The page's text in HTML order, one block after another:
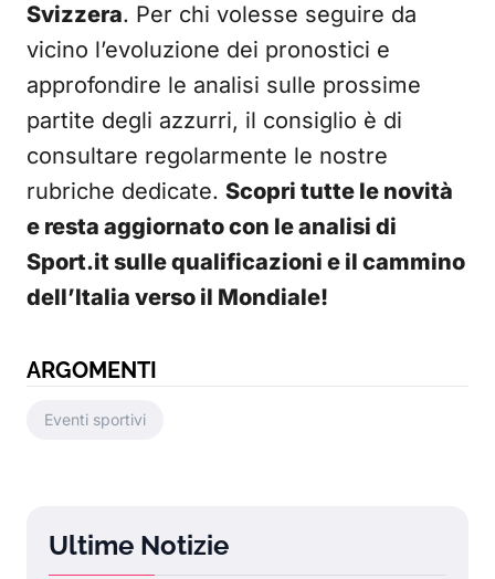
Svizzera. Per chi volesse seguire da
vicino l’evoluzione dei pronostici e
approfondire le analisi sulle prossime
partite degli azzurri, il consiglio è di
consultare regolarmente le nostre
rubriche dedicate. Scopri tutte le novità
e resta aggiornato con le analisi di
Sport.it sulle qualificazioni e il cammino
dell’Italia verso il Mondiale!
ARGOMENTI
Eventi sportivi
Ultime Notizie